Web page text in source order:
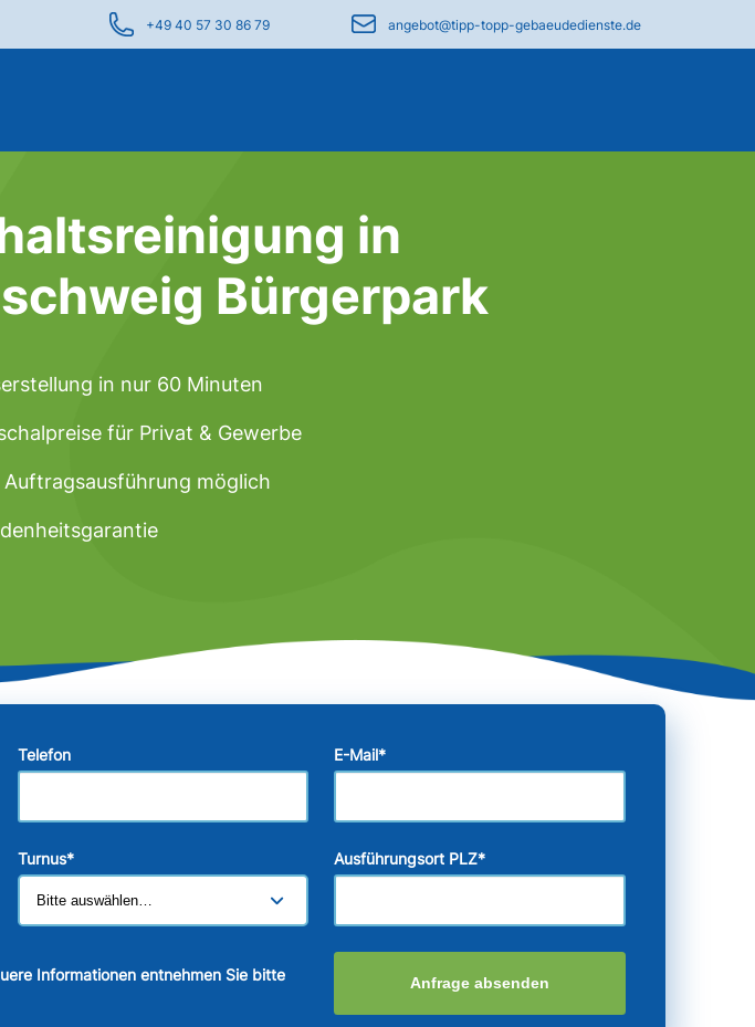
+49 40 57 30 86 79 angebot@tipp-topp-gebaeudedienste.de
in
Bürgerpark
in nur 60 Minuten
für Privat & Gewerbe
möglich
Telefon E-Mail*
Turnus* Ausführungsort PLZ*
Informationen entnehmen Sie bitte
Anfrage absenden